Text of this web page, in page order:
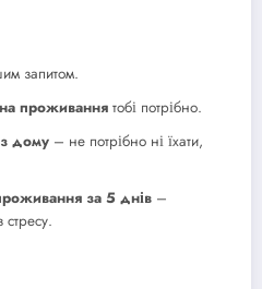
запитом.
проживання тобі потрібно.
дому – не потрібно ні їхати,
за 5 днів –